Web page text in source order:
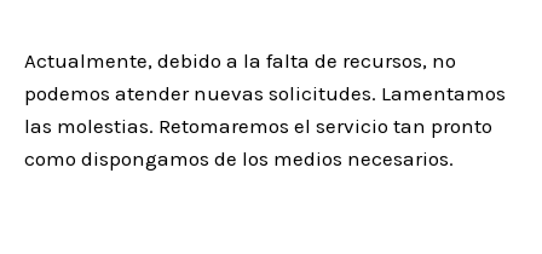
Actualmente, debido a la falta de recursos, no
podemos atender nuevas solicitudes. Lamentamos
las molestias. Retomaremos el servicio tan pronto
como dispongamos de los medios necesarios.